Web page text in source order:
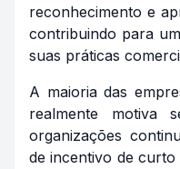
reconhecimento e
contribuindo para
suas práticas
A maioria das
realmente motiva
organizações
de incentivo de